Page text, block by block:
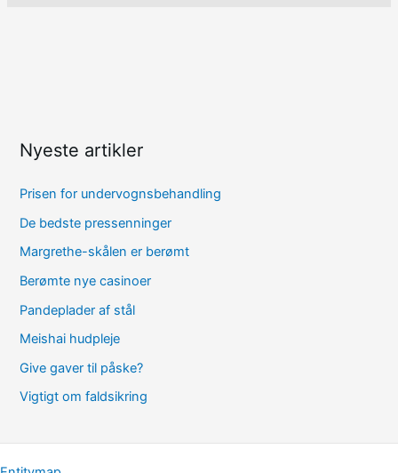
Nyeste artikler
Prisen for undervognsbehandling
De bedste pressenninger
Margrethe-skålen er berømt
Berømte nye casinoer
Pandeplader af stål
Meishai hudpleje
Give gaver til påske?
Vigtigt om faldsikring